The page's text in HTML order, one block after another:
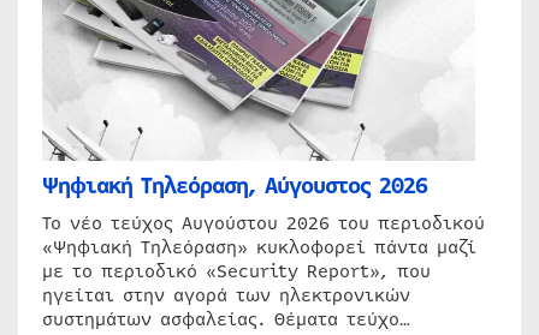
Ψηφιακή Τηλεόραση, Αύγουστος 2026
Το νέο τεύχος Αυγούστου 2026 του περιοδικού
«Ψηφιακή Τηλεόραση» κυκλοφορεί πάντα μαζί
με το περιοδικό «Security Report», που
ηγείται στην αγορά των ηλεκτρονικών
συστημάτων ασφαλείας. Θέματα τεύχο…